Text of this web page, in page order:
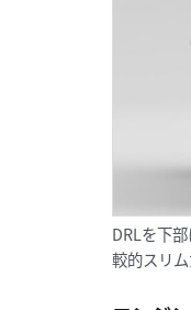
DRLを下
較的スリ